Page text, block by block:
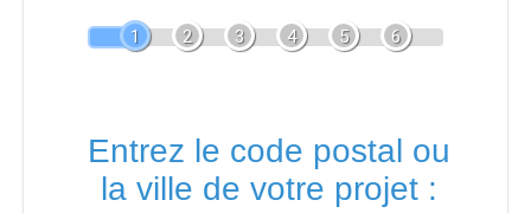
1 2 3 4 5 6
Entrez le code postal ou
la ville de votre projet :